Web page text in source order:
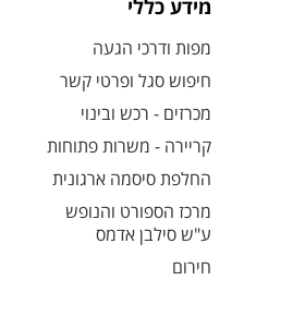
מידע כללי
מפות ודרכי הגעה
חיפוש סגל ופרטי קשר
מכרזים - רכש ובינוי
קריירה - משרות פתוחות
החלפת סיסמה ארגונית
מרכז הספורט והנופש
ע"ש סילבן אדמס
חירום